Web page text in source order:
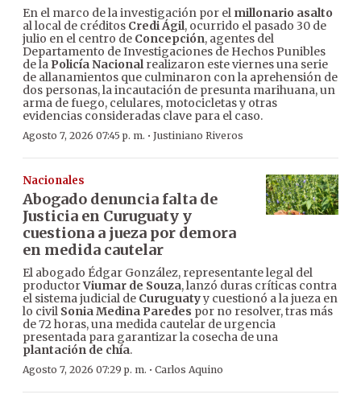
En el marco de la investigación por el millonario asalto
al local de créditos Credi Ágil, ocurrido el pasado 30 de
julio en el centro de Concepción, agentes del
Departamento de Investigaciones de Hechos Punibles
de la Policía Nacional realizaron este viernes una serie
de allanamientos que culminaron con la aprehensión de
dos personas, la incautación de presunta marihuana, un
arma de fuego, celulares, motocicletas y otras
evidencias consideradas clave para el caso.
Agosto 7, 2026 07:45 p. m. · Justiniano Riveros
Nacionales
Abogado denuncia falta de
Justicia en Curuguaty y
cuestiona a jueza por demora
en medida cautelar
El abogado Édgar González, representante legal del
productorViumar de Souza, lanzó duras críticas contra
el sistema judicial de Curuguatyy cuestionó a la jueza en
lo civil Sonia Medina Paredes por no resolver, tras más
de 72 horas, una medida cautelar de urgencia
presentada para garantizar la cosecha de una
plantación de chía.
Agosto 7, 2026 07:29 p. m. · Carlos Aquino